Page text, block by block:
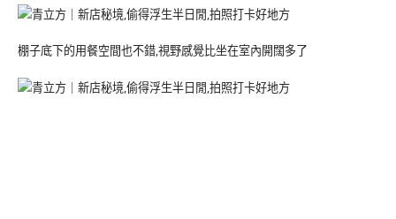
棚子底下的用餐空間也不錯,視野感覺比坐在室內開闊多了